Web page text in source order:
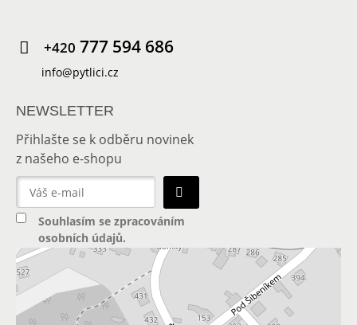
+420 777 594 686
info@pytlici.cz
NEWSLETTER
Přihlašte se k odběru novinek
z našeho e-shopu
Souhlasím se zpracováním
osobních údajů.